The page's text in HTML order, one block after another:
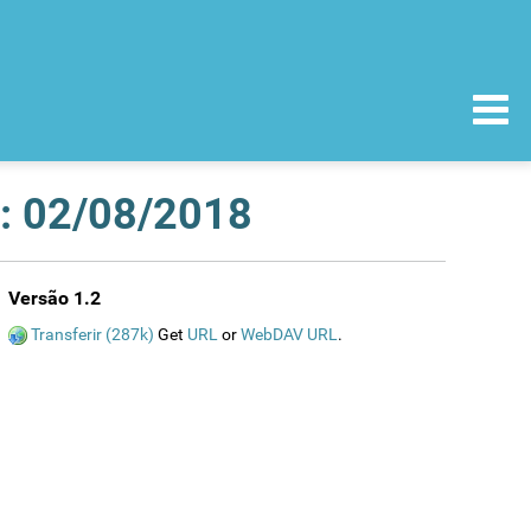
02/08/2018
Versão 1.2
Transferir (287k) Get URL orWebDAV URL .